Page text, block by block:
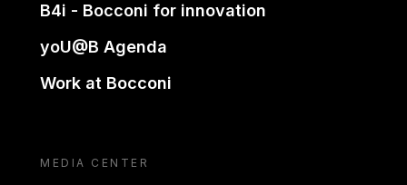
B4i - Bocconi for innovation
yoU@B Agenda
Work at Bocconi
MEDIA CENTER